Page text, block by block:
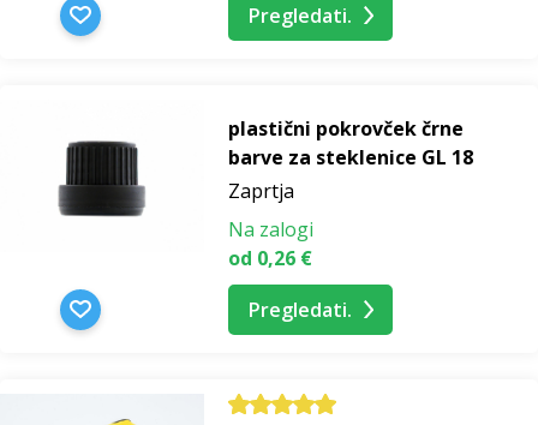
Pregledati.
plastični pokrovček črne
barve za steklenice GL 18
Zaprtja
Na zalogi
od 0,26 €
Pregledati.